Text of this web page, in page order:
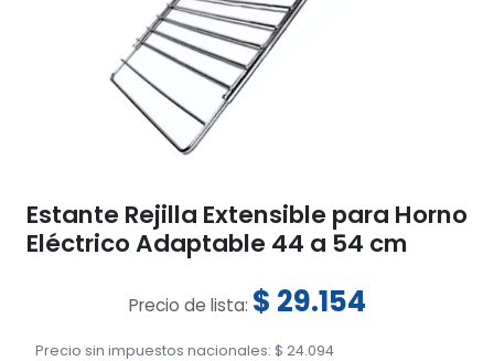
Estante Rejilla Extensible para Horno
Eléctrico Adaptable 44 a 54 cm
Precio de lista: $ 29.154
Precio sin impuestos nacionales: $ 24.094